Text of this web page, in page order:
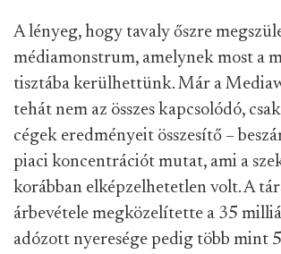
A lényeg, hogy tavaly őszre
médiamonstrum, amelynek most a
tisztába kerülhettünk. Már a
tehát nem az összes kapcsolódó,
cégek eredményeit összesítő –
piaci koncentrációt mutat, ami a
korábban elképzelhetetlen volt. A
árbevétele megközelítette a 35
adózott nyeresége pedig több mint